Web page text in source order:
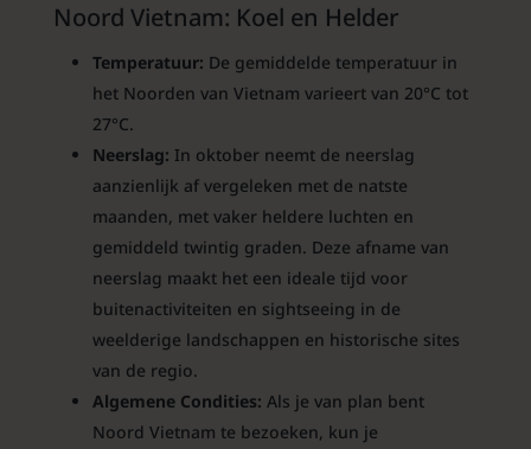
Noord Vietnam: Koel en Helder
Temperatuur: De gemiddelde temperatuur in
het Noorden van Vietnam varieert van 20°C tot
27°C.
Neerslag: In oktober neemt de neerslag
aanzienlijk af vergeleken met de natste
maanden, met vaker heldere luchten en
gemiddeld twintig graden. Deze afname van
neerslag maakt het een ideale tijd voor
buitenactiviteiten en sightseeing in de
weelderige landschappen en historische sites
van de regio.
Algemene Condities: Als je van plan bent
Noord Vietnam te bezoeken, kun je